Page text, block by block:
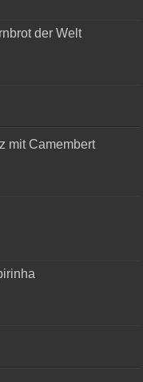
der Welt
mit Camembert